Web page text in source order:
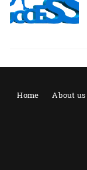
Home About us